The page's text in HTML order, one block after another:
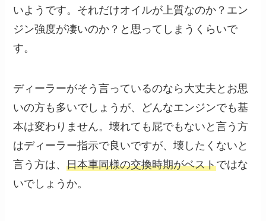
いようです。それだけオイルが上質なのか？エン
ジン強度が凄いのか？と思ってしまうくらいで
す。
ディーラーがそう言っているのなら大丈夫とお思
いの方も多いでしょうが、どんなエンジンでも基
本は変わりません。壊れても屁でもないと言う方
はディーラー指示で良いですが、壊したくないと
言う方は、日本車同様の交換時期がベストではな
いでしょうか。